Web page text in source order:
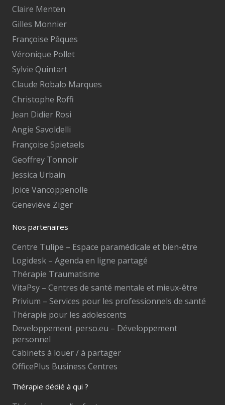
Claire Menten
Gilles Monnier
Françoise Pâques
Véronique Pollet
Sylvie Quintart
Claude Robalo Marques
Christophe Roffi
Jean Didier Rosi
Angie Savoldelli
Françoise Spietaels
Geoffrey Tonnoir
Jessica Urbain
Joice Vancoppenolle
Geneviève Ziger
Nos partenaires
Centre Tulipe – Espace paramédicale et bien-être
Logidesk – Agenda en ligne partagé
Thérapie Traumatisme
VitaPsy – Centres de santé mentale et mieux-être
Privium – Services pour les professionnels de santé
Thérapie pour les adolescents
Developpement-perso.eu – Développement
personnel
Cabinets à louer / à partager
OfficePlus Business Centres
Thérapie dédié à qui ?